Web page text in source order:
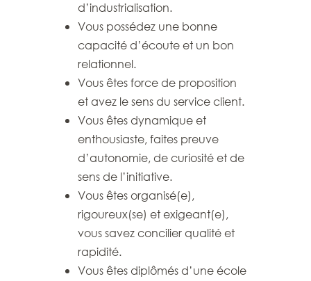
d’industrialisation.
Vous possédez une bonne
capacité d’écoute et un bon
relationnel.
Vous êtes force de proposition
et avez le sens du service client.
Vous êtes dynamique et
enthousiaste, faites preuve
d’autonomie, de curiosité et de
sens de l’initiative.
Vous êtes organisé(e),
rigoureux(se) et exigeant(e),
vous savez concilier qualité et
rapidité.
Vous êtes diplômés d’une école